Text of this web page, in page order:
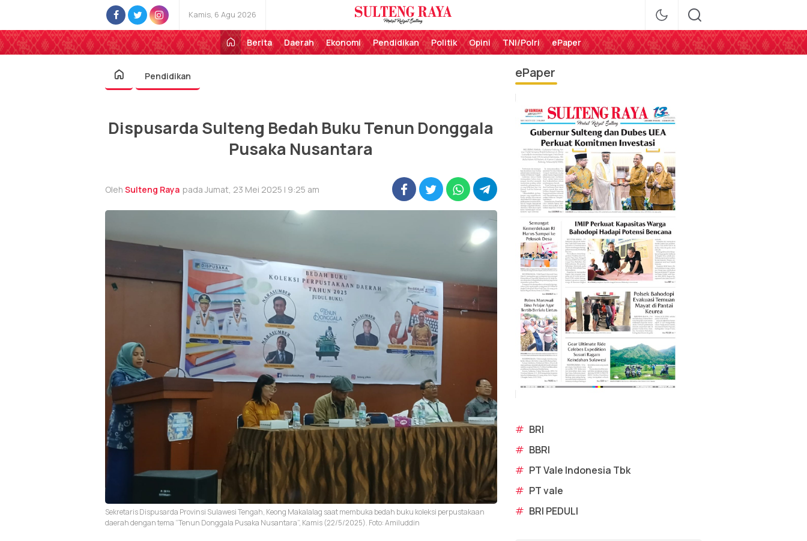
Kamis, 6 Agu 2026
Sulteng Raya
Perekat Rakyat Sulteng
Berita
Daerah Ekonomi Pendidikan Politik Opini TNI/Polri ePaper
Pendidikan
Dispusarda Sulteng Bedah Buku Tenun Donggala
Pusaka Nusantara
Oleh Sulteng Raya pada Jumat, 23 Mei 2025 | 9:25 am
Sekretaris Dispusarda Provinsi Sulawesi Tengah, Keong Makalalag saat membuka bedah buku koleksi perpustakaan
daerah dengan tema “Tenun Donggala Pusaka Nusantara”, Kamis (22/5/2025). Foto: Amiluddin
ePaper
# BRI
# BBRI
# PT Vale Indonesia Tbk
# PT vale
# BRI PEDULI